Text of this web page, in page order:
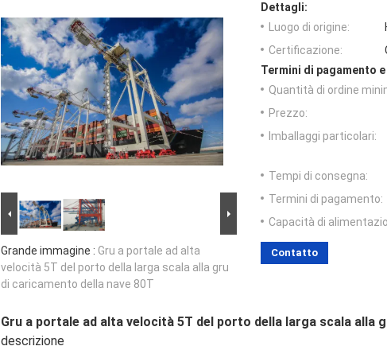
Grande immagine : Gru a portale ad alta
velocità 5T del porto della larga scala alla gru
di caricamento della nave 80T
Dettagli:
Luogo di origine:
Certificazione:
Termini di pagamento
Quantità di ordine
Prezzo:
Imballaggi particolari:
Tempi di consegna:
Termini di pagamento:
Capacità di
Contatto
Gru a portale ad alta velocità 5T del porto della larga scala alla
descrizione